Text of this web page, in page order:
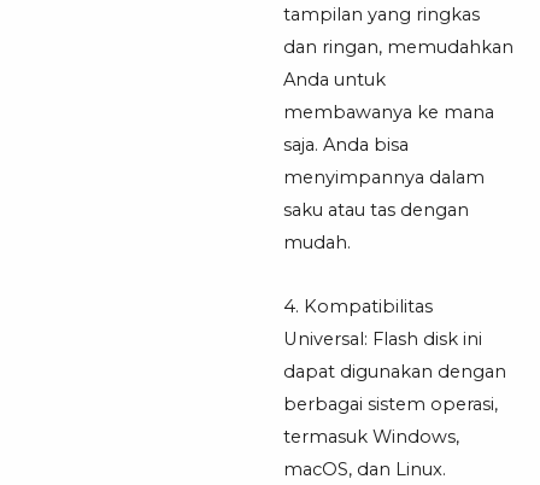
tampilan yang ringkas
dan ringan, memudahkan
Anda untuk
membawanya ke mana
saja. Anda bisa
menyimpannya dalam
saku atau tas dengan
mudah.
4. Kompatibilitas
Universal: Flash disk ini
dapat digunakan dengan
berbagai sistem operasi,
termasuk Windows,
macOS, dan Linux.